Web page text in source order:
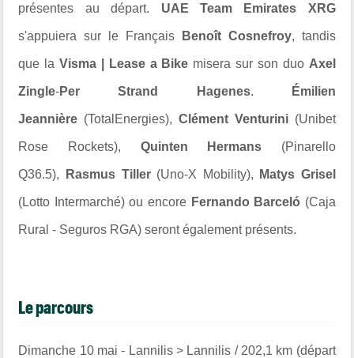
présentes au départ. UAE Team Emirates XRG
s'appuiera sur le Français Benoît Cosnefroy, tandis
que laVisma | Lease a Bike misera sur son duo Axel
Zingle-Per Strand Hagenes. Émilien
Jeannière (TotalEnergies), Clément Venturini(Unibet
Rose Rockets), Quinten Hermans (Pinarello
Q36.5), Rasmus Tiller (Uno-X Mobility), Matys Grisel
(Lotto Intermarché) ou encore Fernando Barceló (Caja
Rural - Seguros RGA) seront également présents.
Le parcours
Dimanche 10 mai - Lannilis > Lannilis / 202,1 km (départ